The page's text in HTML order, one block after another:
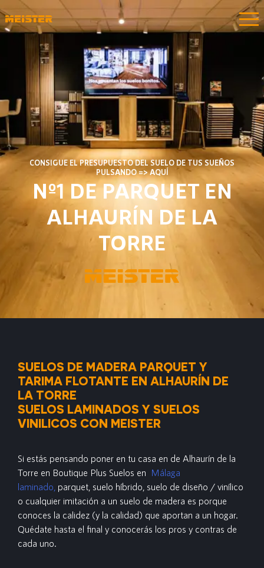
CONSIGUE EL PRESUPUESTO DEL SUELO DE TUS SUEÑOS
PULSANDO => AQUÍ
Nº1 DE PARQUET EN
ALHAURÍN DE LA
TORRE
SUELOS DE MADERA PARQUET Y
TARIMA FLOTANTE EN ALHAURÍN DE
LA TORRE
SUELOS LAMINADOS Y SUELOS
VINILICOS CON MEISTER
Si estás pensando poner en tu casa en de Alhaurín de la
Torre en Boutique Plus Suelos en Málaga
laminado, parquet, suelo híbrido, suelo de diseño / vinílico
o cualquier imitación a un suelo de madera es porque
conoces la calidez (y la calidad) que aportan a un hogar.
Quédate hasta el final y conocerás los pros y contras de
cada uno.